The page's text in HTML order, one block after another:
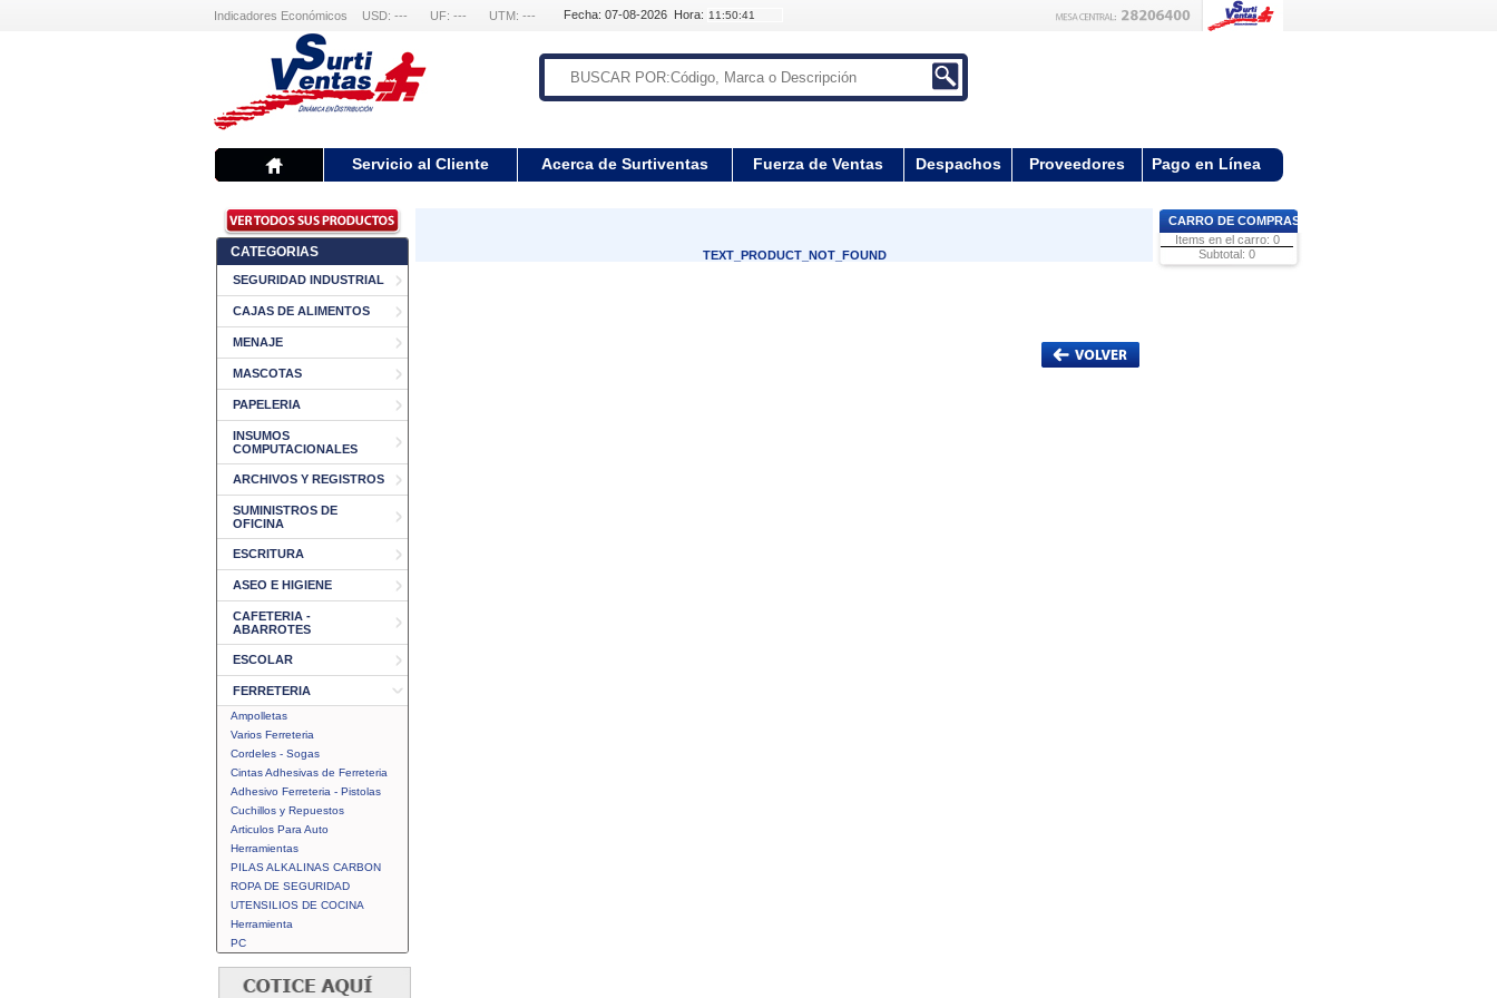
Indicadores Económicos USD: --- UF: --- UTM: --- Fecha: 07-08-2026 Hora:
Servicio al Cliente Acerca de Surtiventas Fuerza de Ventas Despachos Proveedores Pago en Línea
CATEGORIAS
SEGURIDAD INDUSTRIAL
CAJAS DE ALIMENTOS
MENAJE
MASCOTAS
PAPELERIA
INSUMOS
COMPUTACIONALES
ARCHIVOS Y REGISTROS
SUMINISTROS DE
OFICINA
ESCRITURA
ASEO E HIGIENE
CAFETERIA -
ABARROTES
ESCOLAR
FERRETERIA
Ampolletas
Varios Ferreteria
Cordeles - Sogas
Cintas Adhesivas de Ferreteria
Adhesivo Ferreteria - Pistolas
Cuchillos y Repuestos
Articulos Para Auto
Herramientas
PILAS ALKALINAS CARBON
ROPA DE SEGURIDAD
UTENSILIOS DE COCINA
Herramienta
PC
TEXT_PRODUCT_NOT_FOUND
CARRO DE COMPRAS
Items en el carro: 0
Subtotal: 0